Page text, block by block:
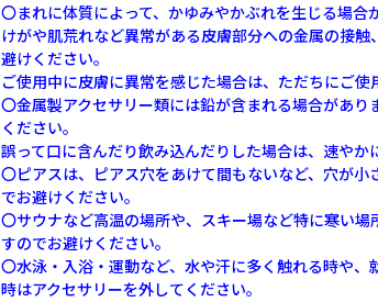
〇まれに体質によって、かゆみやかぶれを生じる場合
けがや肌荒れなど異常がある皮膚部分への金属の接
避けください。
ご使用中に皮膚に異常を感じた場合は、ただちにご使
〇金属製アクセサリー類には鉛が含まれる場合があ
ください。
誤って口に含んだり飲み込んだりした場合は、速やか
〇ピアスは、ピアス穴をあけて間もないなど、穴が
でお避けください。
〇サウナなど高温の場所や、スキー場など特に寒い
すのでお避けください。
〇水泳・入浴・運動など、水や汗に多く触れる時や
時はアクセサリーを外してください。